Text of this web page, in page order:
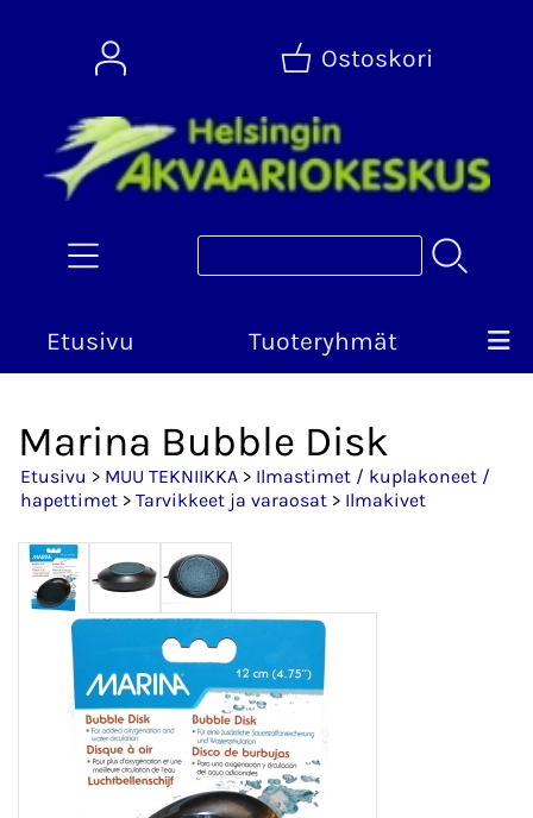
Ostoskori
Etusivu Tuoteryhmät
Marina Bubble Disk
Etusivu > MUU TEKNIIKKA > Ilmastimet / kuplakoneet /
hapettimet > Tarvikkeet ja varaosat > Ilmakivet